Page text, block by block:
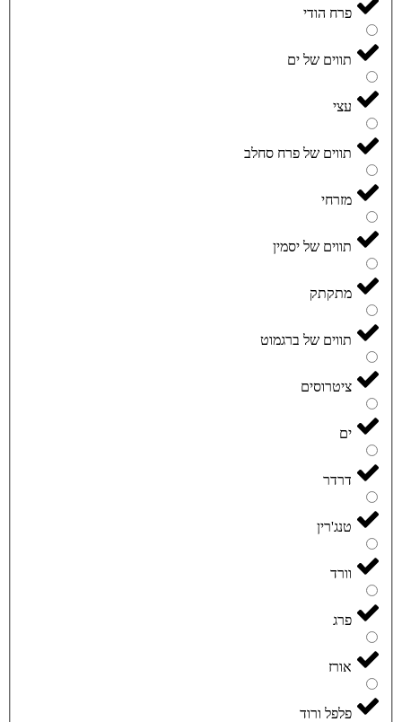
פרח הודי
תווים של ים
עצי
תווים של פרח סחלב
מזרחי
תווים של יסמין
מתקתק
תווים של ברגמוט
ציטרוסים
ים
דרדר
טנג'רין
וורד
פרג
אורז
פלפל ורוד